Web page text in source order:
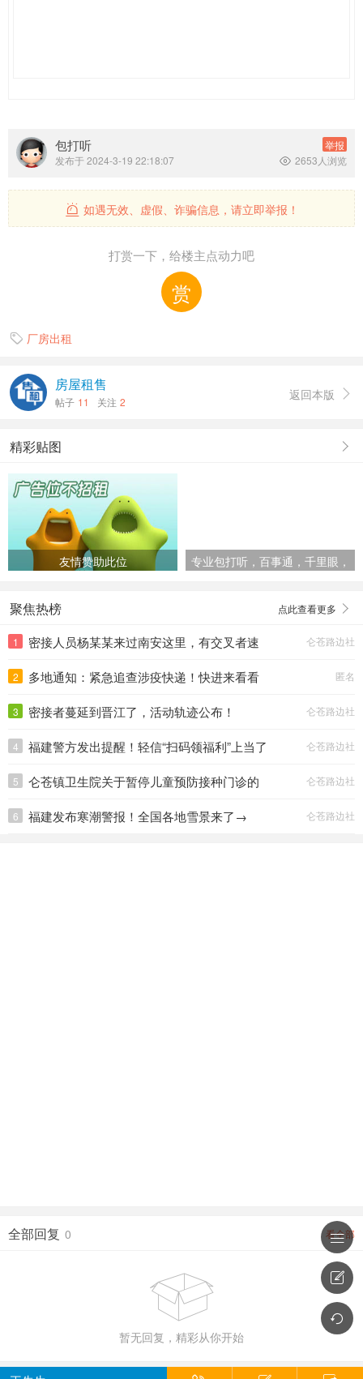
包打听
举报
发布于 2024-3-19 22:18:07
 2653人浏览
 如遇无效、虚假、诈骗信息，请立即举报！
打赏一下，给楼主点动力吧
赏
 厂房出租
房屋租售
帖子 11 关注 2 返回本版 
精彩贴图
友情赞助此位
专业包打听，百事通，千里眼，
聚焦热榜 点此查看更多
1
密接人员杨某某来过南安这里，有交叉者速
仑苍路边社
2
多地通知：紧急追查涉疫快递！快进来看看
匿名
3 密接者蔓延到晋江了，活动轨迹公布！ 仑苍路边社
4 福建警方发出提醒！轻信“扫码领福利”上当了 仑苍路边社
5
仑苍镇卫生院关于暂停儿童预防接种门诊的
仑苍路边社
6 福建发布寒潮警报！全国各地雪景来了→ 仑苍路边社
全部回复 0 看全部

暂无回复，精彩从你开始


